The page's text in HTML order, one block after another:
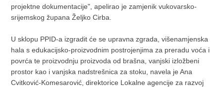
projektne dokumentacije", apelirao je zamjenik vukovarsko-
srijemskog župana Željko Cirba.
U sklopu PPID-a izgradit će se upravna zgrada, višenamjenska
hala s edukacijsko-proizvodnim postrojenjima za preradu voća i
povrća te proizvodnju proizvoda od brašna, vanjski izložbeni
prostor kao i vanjska nadstrešnica za stoku, navela je Ana
Cvitković-Komesarović, direktorice Lokalne agencije za razvoj